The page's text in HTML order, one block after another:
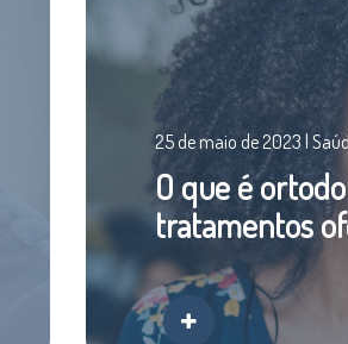
25 de maio de 2023 |
O que é
tratamentos